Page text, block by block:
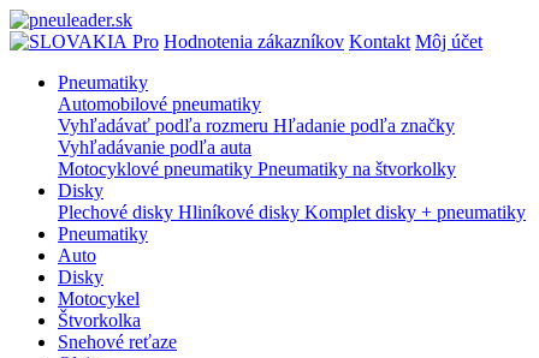
Pro Hodnotenia zákazníkov Kontakt Môj účet
Pneumatiky
Automobilové pneumatiky
Vyhľadávať podľa rozmeru Hľadanie podľa značky
Vyhľadávanie podľa auta
Motocyklové pneumatiky Pneumatiky na štvorkolky
Disky
Plechové disky Hliníkové disky Komplet disky + pneumatiky
Pneumatiky
Auto
Disky
Motocykel
Štvorkolka
Snehové reťaze